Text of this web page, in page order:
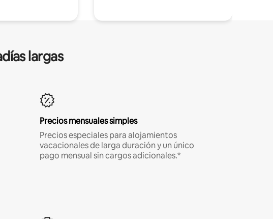
largas
Precios mensuales simples
Precios especiales para alojamientos
vacacionales de larga duración y un único
pago mensual sin cargos adicionales.*